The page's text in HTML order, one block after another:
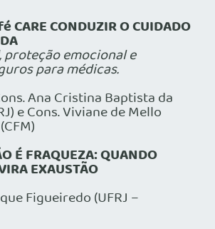
CARE CONDUZIR O CUIDADO
proteção emocional e
para médicas.
Ana Cristina Baptista da
e Cons. Viviane de Mello
É FRAQUEZA: QUANDO
EXAUSTÃO
Figueiredo (UFRJ –